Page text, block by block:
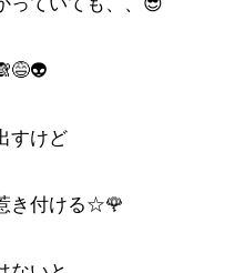
っていても、、😎
すけど
き付ける☆🌹